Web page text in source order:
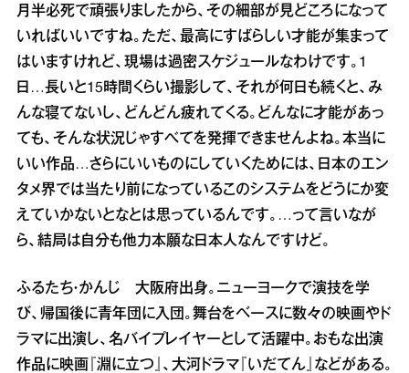
月半必死で頑張りましたから、その細部が見どころになって
いればいいですね。ただ、最高にすばらしい才能が集まって
はいますけれど、現場は過密スケジュールなわけです。1
日…長いと15時間くらい撮影して、それが何日も続くと、み
んな寝てないし、どんどん疲れてくる。どんなに才能があっ
ても、そんな状況じゃすべてを発揮できませんよね。本当に
いい作品…さらにいいものにしていくためには、日本のエン
タメ界では当たり前になっているこのシステムをどうにか変
えていかないとなとは思っているんです。…って言いなが
ら、結局は自分も他力本願な日本人なんですけど。
ふるたち・かんじ 大阪府出身。ニューヨークで演技を学
び、帰国後に青年団に入団。舞台をベースに数々の映画やド
ラマに出演し、名バイプレイヤーとして活躍中。おもな出演
作品に映画『淵に立つ』、大河ドラマ『いだてん』などがある。